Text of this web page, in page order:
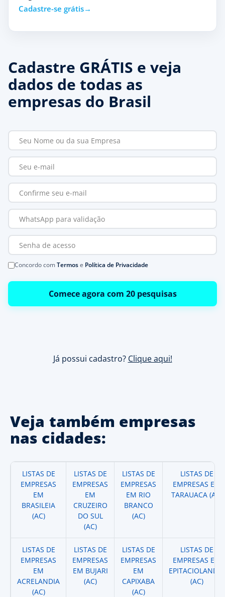
Cadastre-se grátis
Cadastre GRÁTIS e veja
dados de todas as
empresas do Brasil
Concordo comTermose Política de Privacidade
Comece agora com 20 pesquisas
Já possui cadastro? Clique aqui!
Veja também empresas
nas cidades:
LISTAS DE
EMPRESAS
EM
BRASILEIA
(AC)
LISTAS DE
EMPRESAS
EM
CRUZEIRO
DO SUL
(AC)
LISTAS DE
EMPRESAS
EM RIO
BRANCO
(AC)
LISTAS DE
EMPRESAS EM
TARAUACA (AC)
LISTAS DE
EMPRESAS
EM
ACRELANDIA
(AC)
LISTAS DE
EMPRESAS
EM BUJARI
(AC)
LISTAS DE
EMPRESAS
EM
CAPIXABA
(AC)
LISTAS DE
EMPRESAS EM
EPITACIOLANDIA
(AC)